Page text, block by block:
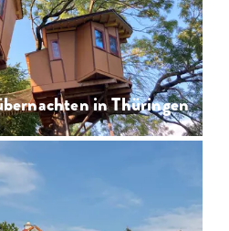
…
in Thüringen